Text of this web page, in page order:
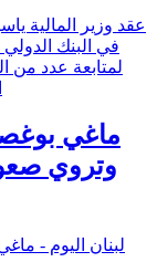
في البنك
لمتابعة عدد من
ماغي
وتروي